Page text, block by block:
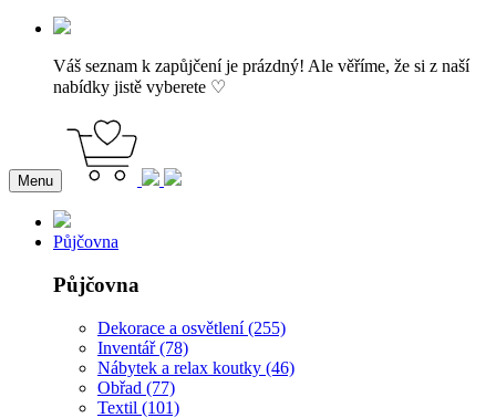
Váš seznam k zapůjčení je prázdný! Ale věříme, že si z naší
nabídky jistě vyberete ♡
Menu
Půjčovna
Půjčovna
Dekorace a osvětlení (255)
Inventář (78)
Nábytek a relax koutky (46)
Obřad (77)
Textil (101)